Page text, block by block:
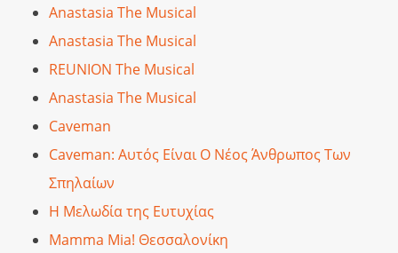
Anastasia The Musical
Anastasia The Musical
REUNION The Musical
Anastasia The Musical
Caveman
Caveman: Αυτός Είναι Ο Νέος Άνθρωπος Των
Σπηλαίων
Η Μελωδία της Ευτυχίας
Mamma Mia! Θεσσαλονίκη